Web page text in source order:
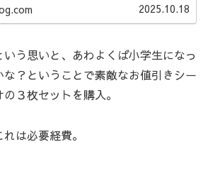
2025.10.18
う思いと、あわよくば小学生になっ
？ということで素敵なお値引きシー
３枚セットを購入。
は必要経費。